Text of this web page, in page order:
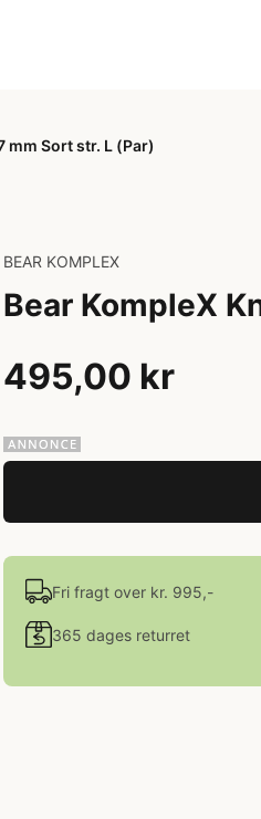
mm Sort str. L (Par)
BEAR KOMPLEX
Bear KompleX
495,00 kr
Fri fragt over kr. 995,-
365 dages returret